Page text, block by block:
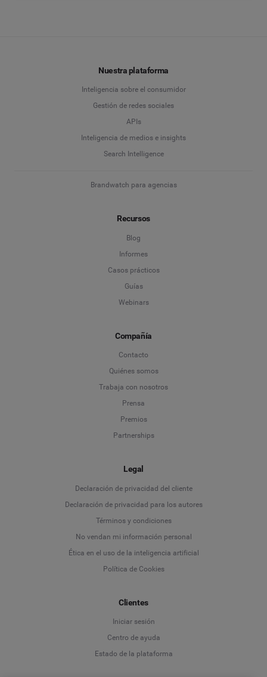
Nuestra plataforma
Inteligencia sobre el consumidor
Gestión de redes sociales
APIs
Inteligencia de medios e insights
Search Intelligence
Brandwatch para agencias
Recursos
Blog
Informes
Casos prácticos
Guías
Webinars
Compañía
Contacto
Quiénes somos
Trabaja con nosotros
Prensa
Premios
Partnerships
Legal
Declaración de privacidad del cliente
Declaración de privacidad para los autores
Términos y condiciones
No vendan mi información personal
Ética en el uso de la inteligencia artificial
Política de Cookies
Clientes
Iniciar sesión
Centro de ayuda
Estado de la plataforma
Language
Deutsch